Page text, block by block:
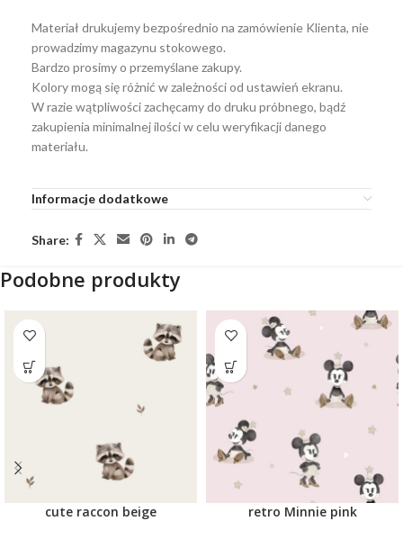
Materiał drukujemy bezpośrednio na zamówienie Klienta, nie
prowadzimy magazynu stokowego.
Bardzo prosimy o przemyślane zakupy.
Kolory mogą się różnić w zależności od ustawień ekranu.
W razie wątpliwości zachęcamy do druku próbnego, bądź
zakupienia minimalnej ilości w celu weryfikacji danego
materiału.
Informacje dodatkowe
Share:
Podobne produkty
cute raccon beige retro Minnie pink